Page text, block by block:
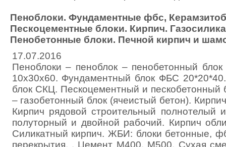
Пеноблоки. Фундаментные фбс,
Пескоцементные блоки. Кирпич.
Пенобетонные блоки. Печной кирпич и
17.07.2016
Пеноблоки – пеноблок – пенобетонный
10х30х60. Фундаментный блок ФБС
блок СКЦ. Пескоцементный и пескобетонный
– газобетонный блок (ячеистый бетон).
Кирпич рядовой строительный полнотелый
полуторный и двойной рабочий. Кирпич
Силикатный кирпич. ЖБИ: блоки бетонные,
перекрытия. . Цемент М400, М500. Сухая